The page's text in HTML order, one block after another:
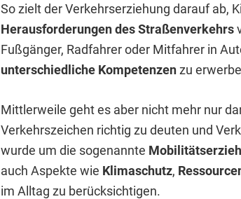
So zielt der Verkehrserziehung darauf ab,
Herausforderungen des Straßenverkehrs
Fußgänger, Radfahrer oder Mitfahrer in
unterschiedliche Kompetenzenzu
Mittlerweile geht es aber nicht mehr nur
Verkehrszeichen richtig zu deuten und
wurde um die sogenannte
auch Aspekte wie Klimaschutz,
im Alltag zu berücksichtigen.